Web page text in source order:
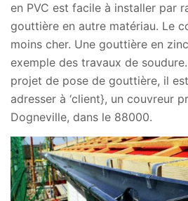
en PVC est facile à installer par
gouttière en autre matériau. Le
moins cher. Une gouttière en
exemple des travaux de
projet de pose de gouttière, il
adresser à ‘client}, un couvreur
Dogneville, dans le 88000.